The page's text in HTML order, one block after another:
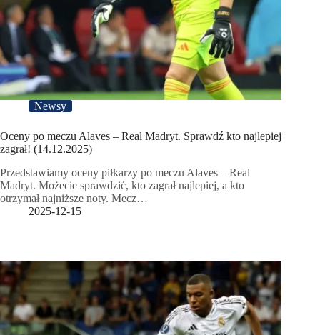
Newsy
Oceny po meczu Alaves – Real Madryt. Sprawdź kto najlepiej
zagrał! (14.12.2025)
Przedstawiamy oceny piłkarzy po meczu Alaves – Real
Madryt. Możecie sprawdzić, kto zagrał najlepiej, a kto
otrzymał najniższe noty. Mecz…
2025-12-15